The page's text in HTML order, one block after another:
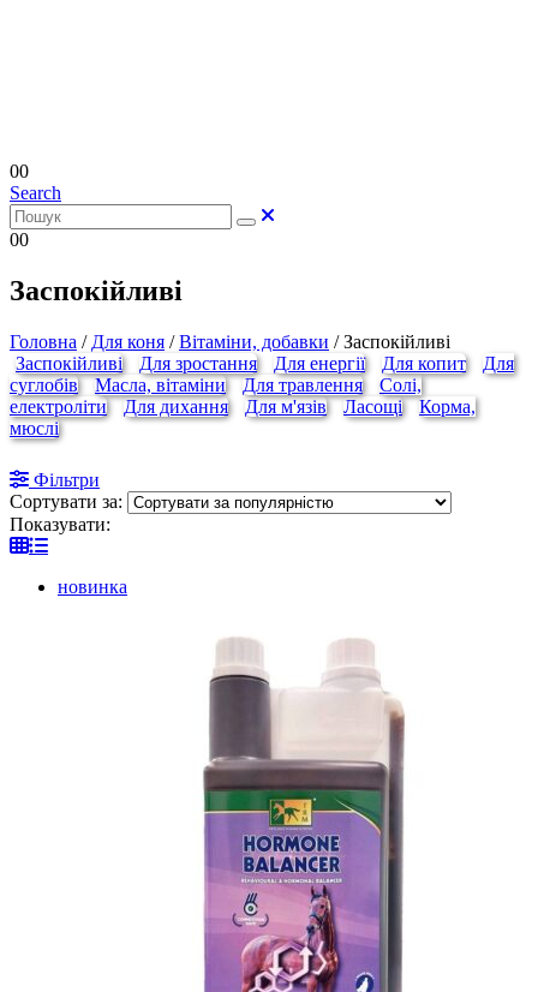
00
Search
00
Заспокійливі
Головна / Для коня /Вітаміни, добавки /Заспокійливі
Заспокійливі
Для зростання Для енергії Для копит
Для
суглобів
Масла, вітаміни Для травлення
Солі,
електроліти
Для дихання Для м'язів Ласощі
Корма,
мюслі
Фільтри
Сортувати за:
Показувати:
новинка